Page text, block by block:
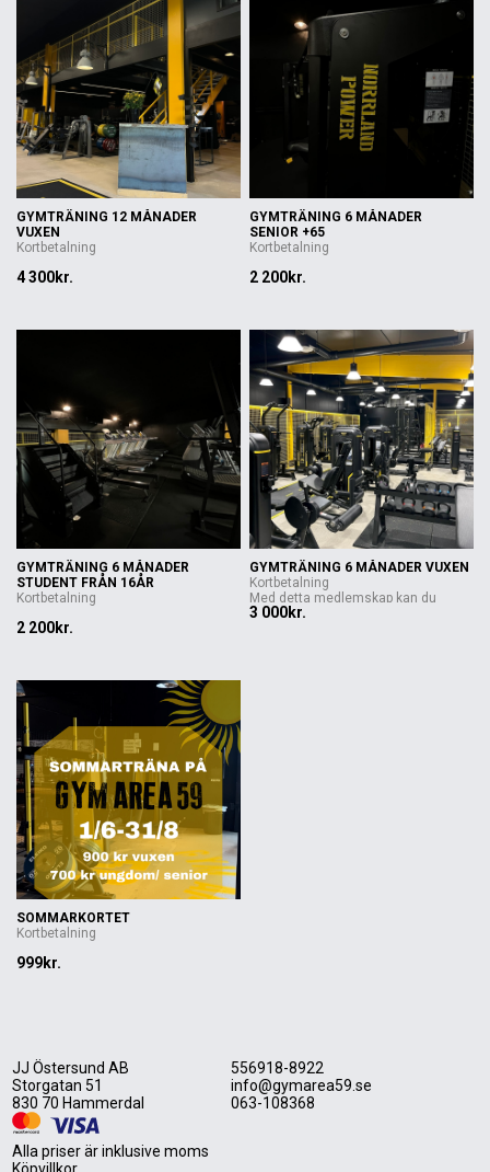
GYMTRÄNING 12 MÅNADER
VUXEN
Kortbetalning
4 300kr.
GYMTRÄNING 6 MÅNADER
SENIOR +65
Kortbetalning
2 200kr.
GYMTRÄNING 6 MÅNADER
STUDENT FRÅN 16ÅR
Kortbetalning
2 200kr.
GYMTRÄNING 6 MÅNADER VUXEN
Kortbetalning
Med detta medlemskap kan du
trän...
3 000kr.
SOMMARKORTET
Kortbetalning
999kr.
JJ Östersund AB
Storgatan 51
830 70 Hammerdal
556918-8922
info@gymarea59.se
063-108368
Alla priser är inklusive moms